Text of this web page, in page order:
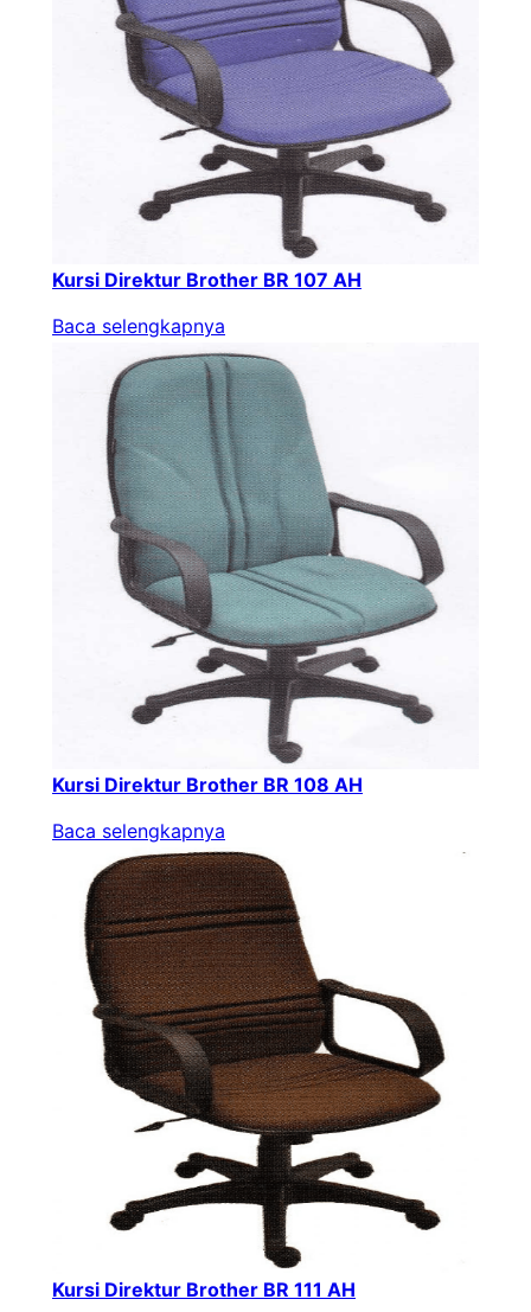
Kursi Direktur Brother BR 107 AH
Baca selengkapnya
Kursi Direktur Brother BR 108 AH
Baca selengkapnya
Kursi Direktur Brother BR 111 AH